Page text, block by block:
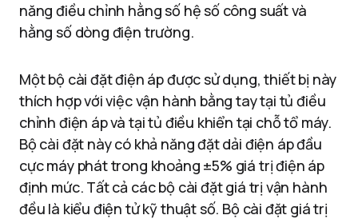
năng điều chỉnh hằng số hệ số công suất và
hằng số dòng điện trường.
Một bộ cài đặt điện áp được sử dụng, thiết bị này
thích hợp với việc vận hành bằng tay tại tủ điều
chỉnh điện áp và tại tủ điều khiển tại chỗ tổ máy.
Bộ cài đặt này có khả năng đặt dải điện áp đầu
cực máy phát trong khoảng ±5% giá trị điện áp
định mức. Tất cả các bộ cài đặt giá trị vận hành
đều là kiểu điện tử kỹ thuật số. Bộ cài đặt giá trị